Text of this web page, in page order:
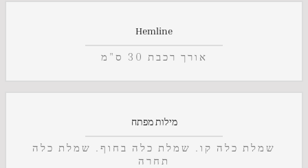
Hemline
אורך רכבת 30 ס"מ
מילות מפתח
שמלת כלה קו. שמלת כלה בחוף. שמלת כלה
תחרה